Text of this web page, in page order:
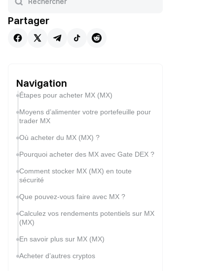
Partager
Navigation
Étapes pour acheter MX (MX)
Moyens d’alimenter votre portefeuille pour
trader MX
Où acheter du MX (MX) ?
Pourquoi acheter des MX avec Gate DEX ?
Comment stocker MX (MX) en toute
sécurité
Que pouvez-vous faire avec MX ?
Calculez vos rendements potentiels sur MX
(MX)
En savoir plus sur MX (MX)
Acheter d’autres cryptos